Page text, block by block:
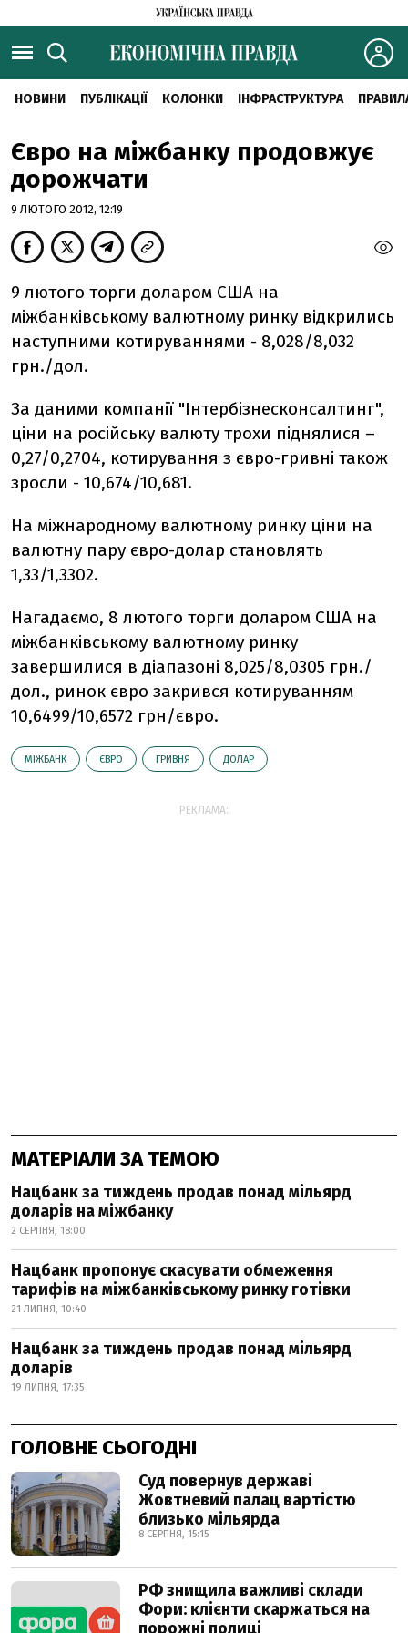
НОВИНИ ПУБЛІКАЦІЇ КОЛОНКИ ІНФРАСТРУКТУРА
Євро на міжбанку продовжує
дорожчати
9 ЛЮТОГО 2012, 12:19
9 лютого торги доларом США на
міжбанківському валютному ринку відкрились
наступними котируваннями - 8,028/8,032
грн./дол.
За даними компанії "Інтербізнесконсалтинг",
ціни на російську валюту трохи піднялися –
0,27/0,2704, котирування з євро-гривні також
зросли - 10,674/10,681.
На міжнародному валютному ринку ціни на
валютну пару євро-долар становлять
1,33/1,3302.
Нагадаємо, 8 лютого торги доларом США на
міжбанківському валютному ринку
завершилися в діапазоні 8,025/8,0305 грн./
дол., ринок євро закрився котируванням
10,6499/10,6572 грн/євро.
МІЖБАНК ЄВРО ГРИВНЯ ДОЛАР
РЕКЛАМА:
МАТЕРІАЛИ ЗА ТЕМОЮ
Нацбанк за тиждень продав понад мільярд
доларів на міжбанку
2 СЕРПНЯ, 18:00
Нацбанк пропонує скасувати обмеження
тарифів на міжбанківському ринку готівки
21 ЛИПНЯ, 10:40
Нацбанк за тиждень продав понад мільярд
доларів
19 ЛИПНЯ, 17:35
ГОЛОВНЕ СЬОГОДНІ
Суд повернув державі
Жовтневий палац вартістю
близько мільярда
8 СЕРПНЯ, 15:15
РФ знищила важливі склади
Фори: клієнти скаржаться на
порожні полиці